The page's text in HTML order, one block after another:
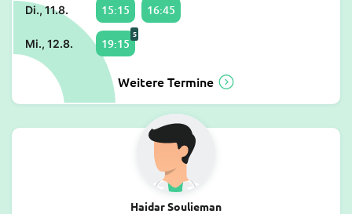
Di., 11.8. 15:15 16:45
Mi., 12.8. 19:15
5
Weitere Termine
Haidar Soulieman